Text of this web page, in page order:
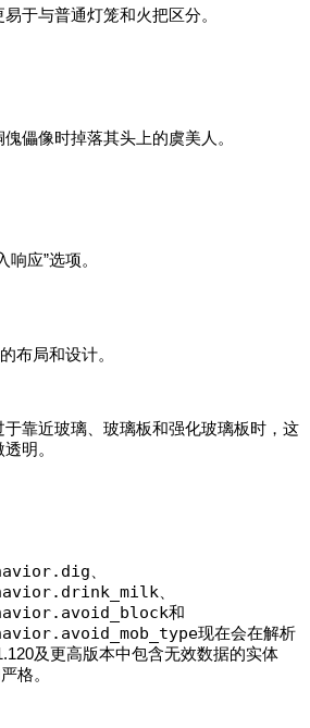
于与普通灯笼和火把区分。
儡像时掉落其头上的虞美人。
应”选项。
布局和设计。
靠近玻璃、玻璃板和强化玻璃板时，这
明。
和​
现在会在解析
及更高版本中包含无效数据的实体
格。